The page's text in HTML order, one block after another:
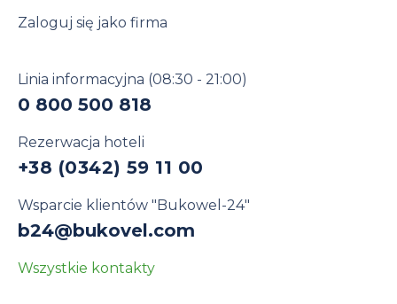
Zaloguj się jako firma
Linia informacyjna (08:30 - 21:00)
0 800 500 818
Rezerwacja hoteli
+38 (0342) 59 11 00
Wsparcie klientów "Bukowel-24"
b24@bukovel.com
Wszystkie kontakty